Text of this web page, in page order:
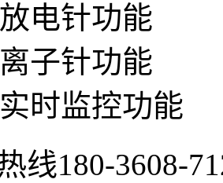
电针功能
子针功能
时监控功能
线180-3608-